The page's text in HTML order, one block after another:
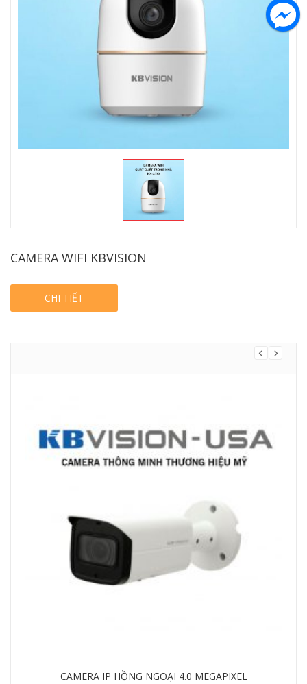
CAMERA WIFI KBVISION
CHI TIẾT
CAMERA IP WIFI KBVISION KX-1301WN